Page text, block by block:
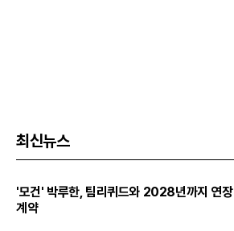
최신뉴스
'모건' 박루한, 팀리퀴드와 2028년까지 연장
계약